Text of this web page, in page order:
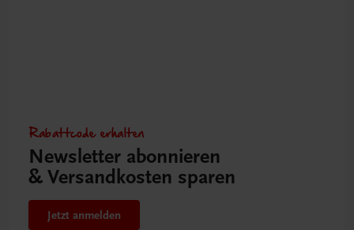
Rabattcode erhalten
Newsletter abonnieren
& Versandkosten sparen
Jetzt anmelden